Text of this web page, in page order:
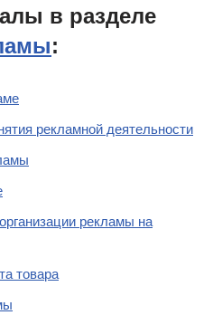
в разделе
:
рекламной деятельности
рекламы на
товара